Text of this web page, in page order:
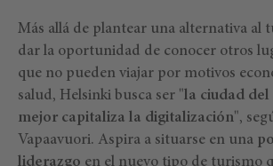
Más allá de plantear una alternativa al
dar la oportunidad de conocer otros
que no pueden viajar por motivos
salud, Helsinki busca ser "la ciudad del
mejor capitaliza la digitalización",
Vapaavuori. Aspira a situarse en una
liderazgo en el nuevo tipo de turismo